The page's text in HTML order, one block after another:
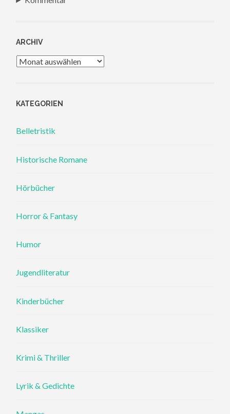
ARCHIV
Archiv
KATEGORIEN
Belletristik
Historische Romane
Hörbücher
Horror & Fantasy
Humor
Jugendliteratur
Kinderbücher
Klassiker
Krimi & Thriller
Lyrik & Gedichte